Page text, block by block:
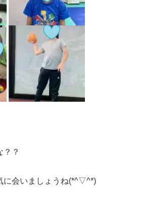
？？
に会いましょうね(*^▽^*)